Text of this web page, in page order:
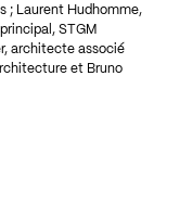
; Laurent Hudhomme,
STGM
architecte associé
et Bruno